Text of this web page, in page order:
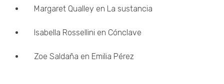
Margaret Qualley en La sustancia
Isabella Rossellini en Cónclave
Zoe Saldaña en Emilia Pérez